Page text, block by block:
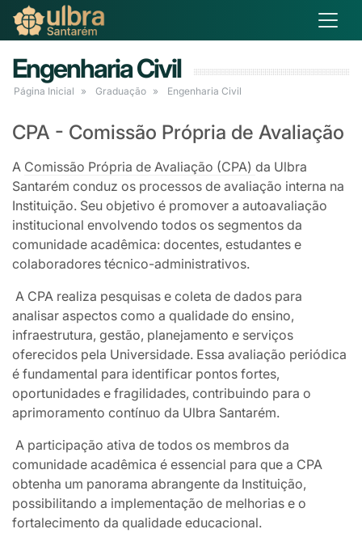
Engenharia Civil
Página Inicial Graduação Engenharia Civil
CPA - Comissão Própria de Avaliação
A Comissão Própria de Avaliação (CPA) da Ulbra
Santarém conduz os processos de avaliação interna na
Instituição. Seu objetivo é promover a autoavaliação
institucional envolvendo todos os segmentos da
comunidade acadêmica: docentes, estudantes e
colaboradores técnico-administrativos.
A CPA realiza pesquisas e coleta de dados para
analisar aspectos como a qualidade do ensino,
infraestrutura, gestão, planejamento e serviços
oferecidos pela Universidade. Essa avaliação periódica
é fundamental para identificar pontos fortes,
oportunidades e fragilidades, contribuindo para o
aprimoramento contínuo da Ulbra Santarém.
A participação ativa de todos os membros da
comunidade acadêmica é essencial para que a CPA
obtenha um panorama abrangente da Instituição,
possibilitando a implementação de melhorias e o
fortalecimento da qualidade educacional.